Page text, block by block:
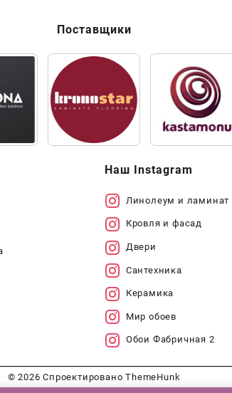
Поставщики
Наш Instagram
Линолеум и ламинат
Кровля и фасад
Двери
Сантехника
Керамика
Мир обоев
Обои Фабричная 2
© 2026Спроектировано ThemeHunk